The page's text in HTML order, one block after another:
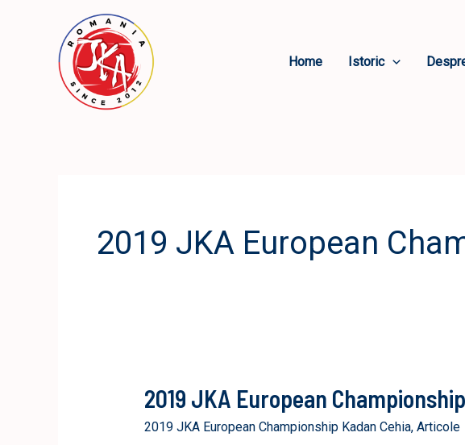
Home Istoric
2019 JKA European
2019 JKA European
2019 JKA European Championship Kadan Cehia, Articole